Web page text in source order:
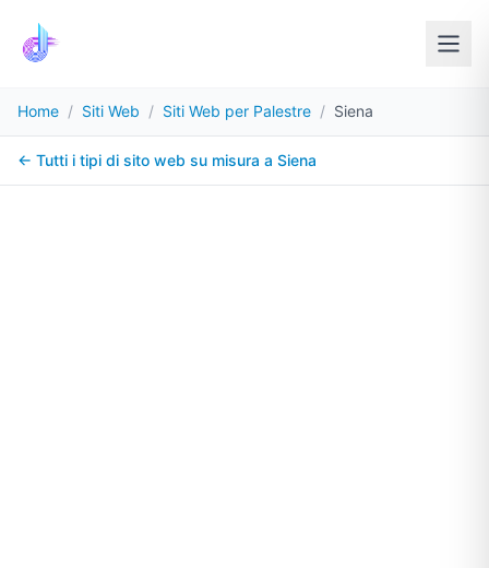
Home / Siti Web / Siti Web per Palestre / Siena
← Tutti i tipi di sito web su misura a Siena